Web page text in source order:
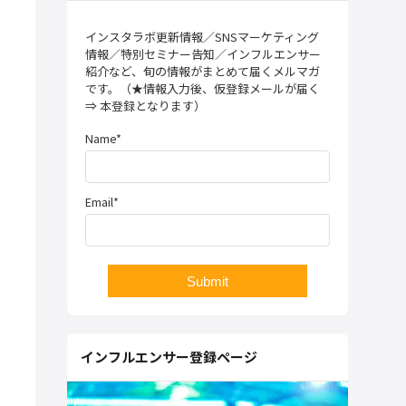
インスタラボ更新情報／SNSマーケティング
情報／特別セミナー告知／インフルエンサー
紹介など、旬の情報がまとめて届くメルマガ
です。（★情報入力後、仮登録メールが届く
⇒ 本登録となります）
Name*
Email*
インフルエンサー登録ページ